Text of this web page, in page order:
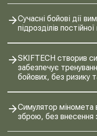
Сучасні бойові дії
підрозділів
SKIFTECH створив
забезпечує
бойових, без ризику
Симулятор міномета
зброю, без внесення